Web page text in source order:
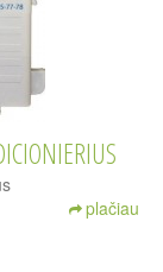
plačiau